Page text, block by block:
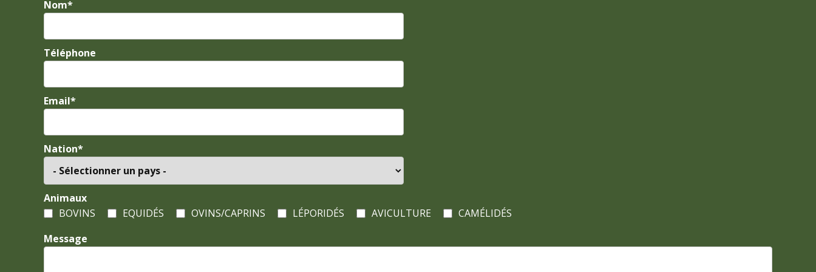
Nom*
Téléphone
Email*
Nation*
Animaux
BOVINS
EQUIDÉS OVINS/CAPRINS LÉPORIDÉS AVICULTURE
CAMÉLIDÉS
Message